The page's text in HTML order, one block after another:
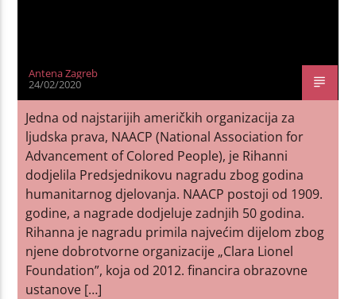
Antena Zagreb
24/02/2020
Jedna od najstarijih američkih organizacija za
ljudska prava, NAACP (National Association for
Advancement of Colored People), je Rihanni
dodjelila Predsjednikovu nagradu zbog godina
humanitarnog djelovanja. NAACP postoji od 1909.
godine, a nagrade dodjeluje zadnjih 50 godina.
Rihanna je nagradu primila najvećim dijelom zbog
njene dobrotvorne organizacije „Clara Lionel
Foundation”, koja od 2012. financira obrazovne
ustanove […]